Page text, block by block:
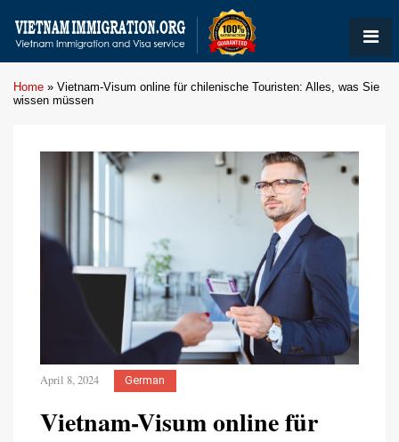
Home » Vietnam-Visum online für chilenische Touristen: Alles, was Sie
wissen müssen
April 8, 2024 German
Vietnam-Visum online für